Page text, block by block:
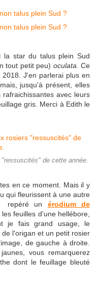
la star du talus plein Sud
tout petit peu) oculata . Ce
2018. J'en parlerai plus en
jusqu'à présent, elles
avec leurs
gris. Merci à Edith le
de cette année.
en ce moment. Mais il y
qui fleurissent à une autre
repéré un érodium de
, les feuilles d'une hellébore,
je fais grand usage, le
l'origan et un petit rosier
de gauche à droite.
vous remarquerez
dont le feuillage bleuté